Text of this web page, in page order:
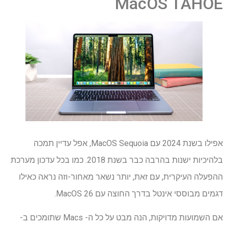
אפילו בשנת 2024 עם MacOS Sequoia, אפל עדיין תמכה
בלהיכיות ישנות בהרבה כבר בשנת 2018. כמו בכל עדכון מערכת
ההפעלה העיקרית, עם זאת, יותר נשאר מאחור-וזה נראה כאילו
דגמים מבוססי אינטל בדרך החוצה עם MacOS 26.
אם השמועות מדויקות, הנה מבט על כל ה- Macs שתומכים ב-